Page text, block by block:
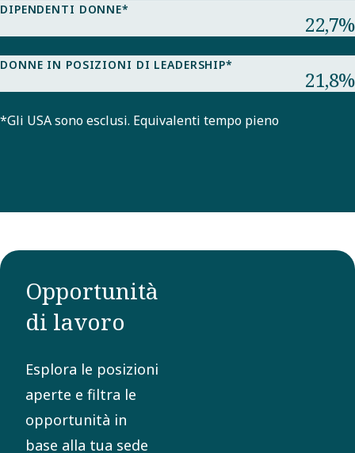
DIPENDENTI DONNE*
22,7%
DONNE IN POSIZIONI DI LEADERSHIP*
21,8%​
*Gli USA sono esclusi. Equivalenti tempo pieno
Opportunità
di lavoro
Esplora le posizioni
aperte e filtra le
opportunità in
base alla tua sede